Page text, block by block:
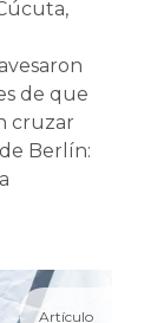
de que
cruzar
Berlín:
Artículo